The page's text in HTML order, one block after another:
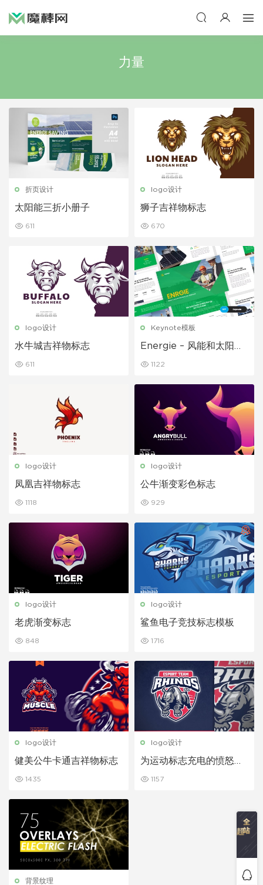
力量
折页设计
太阳能三折小册子
611
logo设计
狮子吉祥物标志
670
logo设计
水牛城吉祥物标志
611
Keynote模板
Energie – 风能和太阳能
1122
logo设计
凤凰吉祥物标志
1118
logo设计
公牛渐变彩色标志
929
logo设计
老虎渐变标志
848
logo设计
鲨鱼电子竞技标志模板
1716
logo设计
健美公牛卡通吉祥物标志
1435
logo设计
为运动标志充电的愤怒犀
1157
背景纹理